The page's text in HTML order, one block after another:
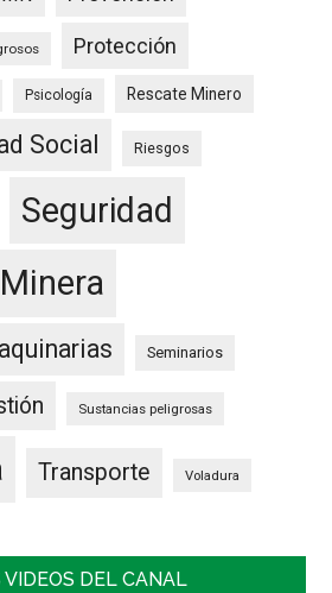
Protección
Psicología Rescate Minero
Social Riesgos
Seguridad
Seminarios
Sustancias peligrosas
Transporte Voladura
DEL CANAL